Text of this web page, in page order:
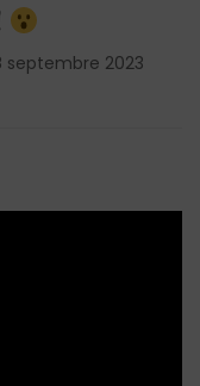
septembre 2023